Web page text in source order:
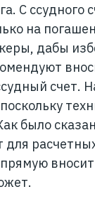
С ссудного
на
дабы
счет.
было
для